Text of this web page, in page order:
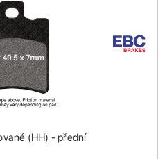
(HH) - přední